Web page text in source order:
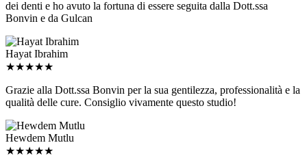
Bonvin e da Gulcan
Hayat Ibrahim
★★★★★
qualità delle cure. Consiglio vivamente questo studio!
Hewdem Mutlu
★★★★★